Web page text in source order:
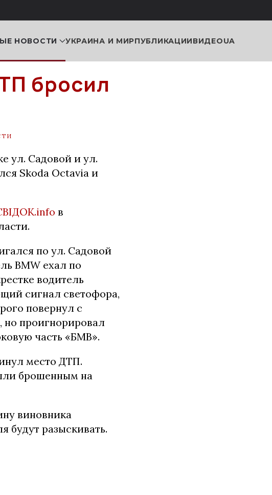
НОВОСТИ УКРАИНА И МИРПУБЛИКАЦИИВИДЕОUA
бросил
ул. Садовой и ул.
Skoda Octavia и
в
по ул. Садовой
BMW ехал по
водитель
сигнал светофора,
повернул с
но проигнорировал
часть «БМВ».
место ДТП.
брошенным на
виновника
будут разыскивать.